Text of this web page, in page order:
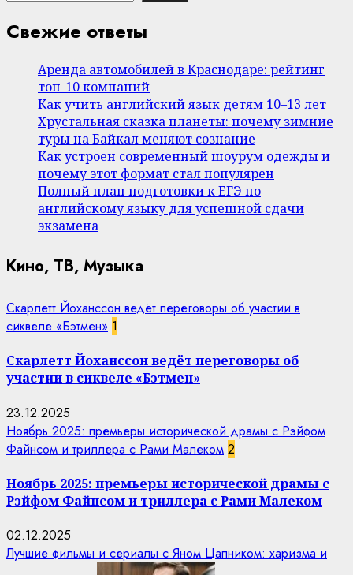
Свежие ответы
Аренда автомобилей в Краснодаре: рейтинг
топ-10 компаний
Как учить английский язык детям 10–13 лет
Хрустальная сказка планеты: почему зимние
туры на Байкал меняют сознание
Как устроен современный шоурум одежды и
почему этот формат стал популярен
Полный план подготовки к ЕГЭ по
английскому языку для успешной сдачи
экзамена
Кино, ТВ, Музыка
Скарлетт Йоханссон ведёт переговоры об участии в
сиквеле «Бэтмен» 1
Скарлетт Йоханссон ведёт переговоры об
участии в сиквеле «Бэтмен»
23.12.2025
Ноябрь 2025: премьеры исторической драмы с Рэйфом
Файнсом и триллера с Рами Малеком 2
Ноябрь 2025: премьеры исторической драмы с
Рэйфом Файнсом и триллера с Рами Малеком
02.12.2025
Лучшие фильмы и сериалы с Яном Цапником: харизма и